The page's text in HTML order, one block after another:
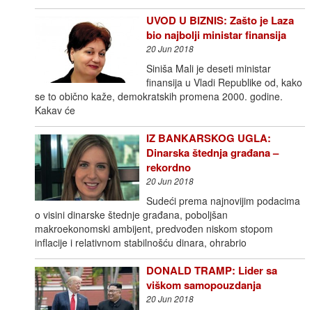
UVOD U BIZNIS: Zašto je Laza
bio najbolji ministar finansija
20 Jun 2018
Siniša Mali je deseti ministar
finansija u Vladi Republike od, kako
se to obično kaže, demokratskih promena 2000. godine.
Kakav će
IZ BANKARSKOG UGLA:
Dinarska štednja građana –
rekordno
20 Jun 2018
Sudeći prema najnovijim podacima
o visini dinarske štednje građana, poboljšan
makroekonomski ambijent, predvođen niskom stopom
inflacije i relativnom stabilnošću dinara, ohrabrio
DONALD TRAMP: Lider sa
viškom samopouzdanja
20 Jun 2018